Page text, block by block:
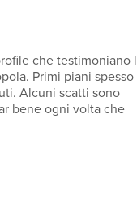
che testimoniano
Primi piani spesso
Alcuni scatti sono
bene ogni volta che